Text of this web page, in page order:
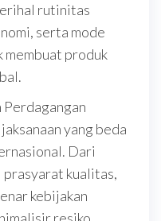
rutinitas
serta mode
produk
yang beda
Dari
prasyarat kualitas,
kebijakan